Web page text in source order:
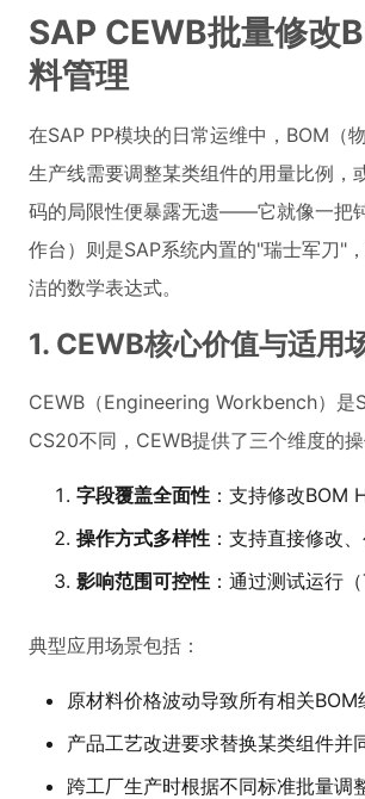
SAP CEWB批量修改
料管理
在SAP PP模块的日常运维中，BOM（
生产线需要调整某类组件的用量比例
码的局限性便暴露无遗——它就像一把
作台）则是SAP系统内置的"瑞士军刀"
洁的数学表达式。
1. CEWB核心价值与适用
CEWB（Engineering Workbench）是
CS20不同，CEWB提供了三个维度的操
字段覆盖全面性 ：支持修改BOM
操作方式多样性 ：支持直接修改
影响范围可控性 ：通过测试运行
典型应用场景包括：
原材料价格波动导致所有相关
产品工艺改进要求替换某类组件并
跨工厂生产时根据不同标准批量调